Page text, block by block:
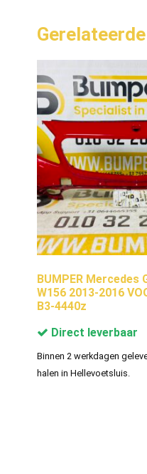
BUMPER Mercedes
W156 2013-2016
B3-4440z
Direct leverbaar
Binnen 2 werkdagen
halen in Hellevoetsluis.